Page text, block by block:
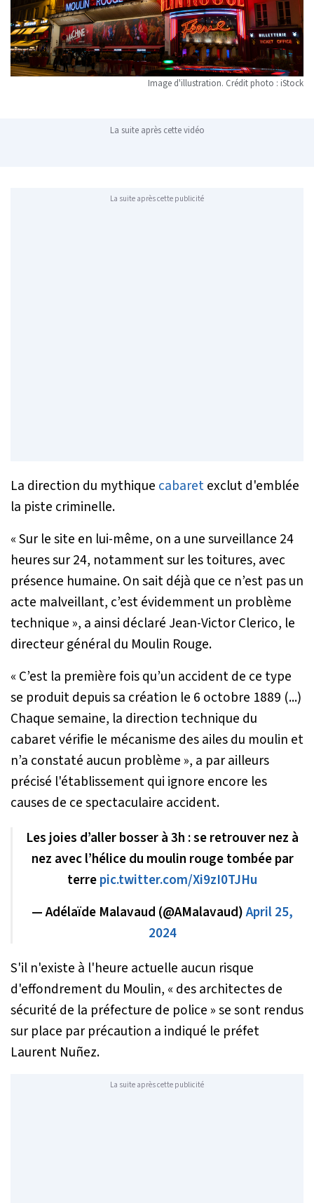
Image d'illustration. Crédit photo : iStock
La suite après cette vidéo
La suite après cette publicité
La direction du mythique cabaretexclut d'emblée
la piste criminelle.
«Sur le site en lui-même, on a une surveillance 24
heures sur 24, notamment sur les toitures, avec
présence humaine. On sait déjà que ce n’est pas un
acte malveillant, c’est évidemment un problème
technique », a ainsi déclaré Jean-Victor Clerico, le
directeur général du Moulin Rouge.
« C’est la première fois qu’un accident de ce type
se produit depuis sa création le 6 octobre 1889 (...)
Chaque semaine, la direction technique du
cabaret vérifie le mécanisme des ailes du moulin et
n’a constaté aucun problème », a par ailleurs
précisé l'établissement qui ignore encore les
causes de ce spectaculaire accident.
Les joies d’aller bosser à 3h : se retrouver nez à
nez avec l’hélice du moulin rouge tombée par
terrepic.twitter.com/Xi9zI0TJHu
— Adélaïde Malavaud (@AMalavaud)April 25,
2024
S'il n'existe à l'heure actuelle aucun risque
d'effondrement du Moulin, « des architectes de
sécurité de la préfecture de police » se sont rendus
sur place par précaution a indiqué le préfet
Laurent Nuñez.
La suite après cette publicité